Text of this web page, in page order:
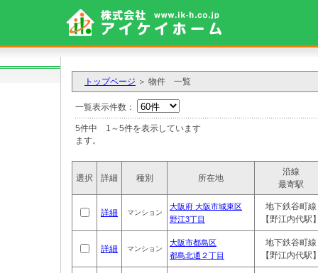
トップページ ＞ 物件 一覧
一覧表示件数：
5件中 1～5件を表示しています ※「賃
ます。
選択 詳細 種別 所在地
沿線
最寄駅
詳細 マンション
大阪府 大阪市城東区
野江3丁目
地下鉄谷町線
【野江内代駅
詳細 マンション
大阪市都島区
都島北通２丁目
地下鉄谷町線
【野江内代駅